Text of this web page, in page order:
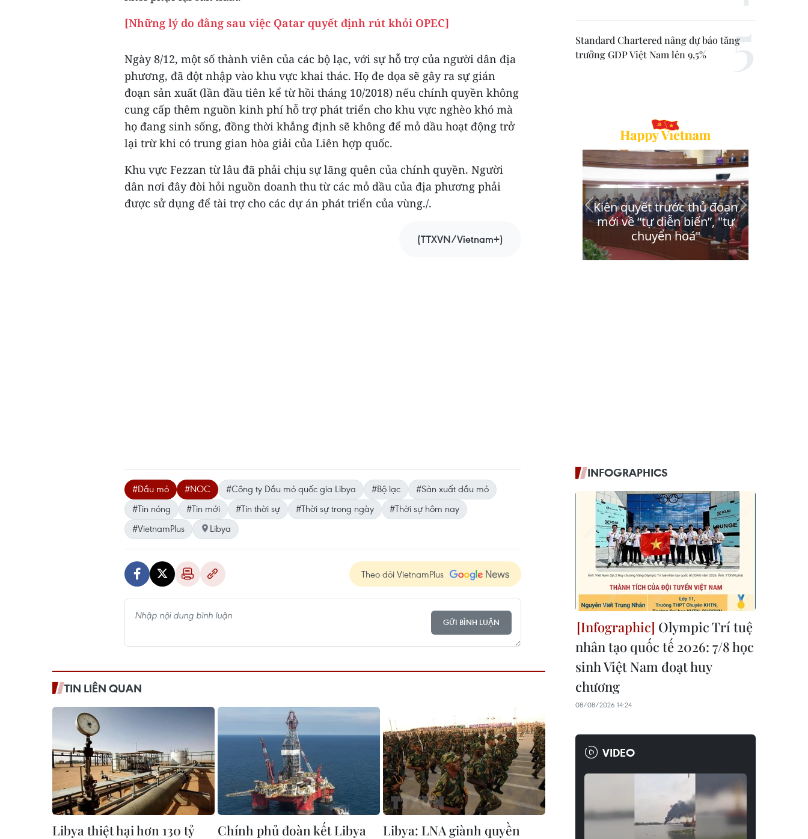
[Những lý do đằng sau việc Qatar quyết định rút khỏi OPEC]
Ngày 8/12, một số thành viên của các bộ lạc, với sự hỗ trợ của người dân địa
phương, đã đột nhập vào khu vực khai thác. Họ đe dọa sẽ gây ra sự gián
đoạn sản xuất (lần đầu tiên kể từ hồi tháng 10/2018) nếu chính quyền không
cung cấp thêm nguồn kinh phí hỗ trợ phát triển cho khu vực nghèo khó mà
họ đang sinh sống, đồng thời khẳng định sẽ không để mỏ dầu hoạt động trở
lại trừ khi có trung gian hòa giải của Liên hợp quốc.
Khu vực Fezzan từ lâu đã phải chịu sự lãng quên của chính quyền. Người
dân nơi đây đòi hỏi nguồn doanh thu từ các mỏ dầu của địa phương phải
được sử dụng để tài trợ cho các dự án phát triển của vùng./.
(TTXVN/Vietnam+)
#Dầu mỏ #NOC #Công ty Dầu mỏ quốc gia Libya #Bộ lạc
#Sản xuất dầu mỏ
#Tin nóng
#Tin mới #Tin thời sự #Thời sự trong ngày
#Thời sự hôm nay
#VietnamPlus
Libya
Theo dõi VietnamPlus
GỬI BÌNH LUẬN
TIN LIÊN QUAN
Libya thiệt hại hơn 130 tỷ
Chính phủ đoàn kết Libya
Libya: LNA giành quyền
Standard Chartered nâng dự báo tăng
trưởng GDP Việt Nam lên 9,5%
INFOGRAPHICS
Olympic Trí tuệ
nhân tạo quốc tế 2026: 7/8 học
sinh Việt Nam đoạt huy
chương
08/08/2026 14:24
VIDEO